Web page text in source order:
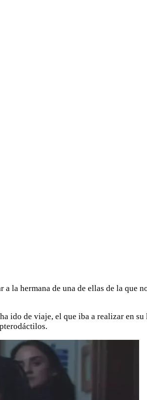
hermana de una de ellas de la que
ido de viaje, el que iba a realizar en